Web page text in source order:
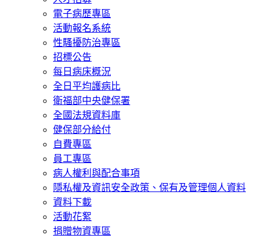
電子病歷專區
活動報名系統
性騷擾防治專區
招標公告
每日病床概況
全日平均護病比
衛福部中央健保署
全國法規資料庫
健保部分給付
自費專區
員工專區
病人權利與配合事項
隱私權及資訊安全政策、保有及管理個人資料
資料下載
活動花絮
捐贈物資專區